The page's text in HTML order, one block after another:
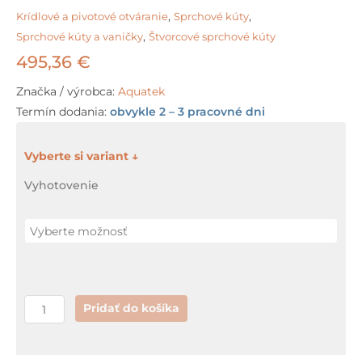
Krídlové a pivotové otváranie, Sprchové kúty,
Sprchové kúty a vaničky, Štvorcové sprchové kúty
495,36 €
Značka / výrobca: Aquatek
Termín dodania: obvykle 2 – 3 pracovné dni
Vyhotovenie
množstvo
SMART
90
cm
Pridať do košíka